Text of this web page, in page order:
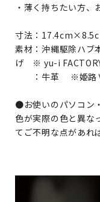
・薄く持ちたい方
寸法：
素材：沖縄駆除ハ
げ ※ yu-i
：牛革 ※姫路Ｖ
●お使いのパソコン
色が実際の色と異な
てご不明な点があれ